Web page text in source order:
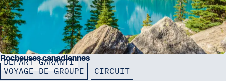
DÉPART GARANTI
Rocheuses canadiennes
VOYAGE DE GROUPE CIRCUIT